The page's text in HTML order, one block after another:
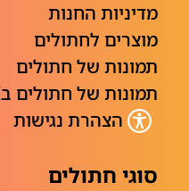
מדיניות החנות
מוצרים לחתולים
תמונות של חתולים
תמונות של חתולים בAI
הצהרת נגישות
סוגי חתולים